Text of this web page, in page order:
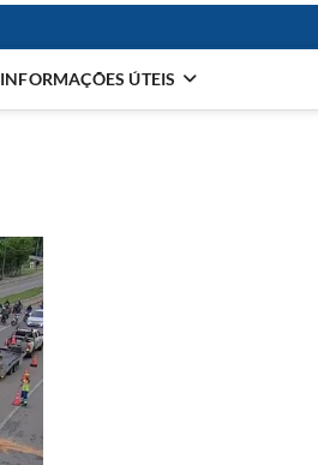
INFORMAÇÕES ÚTEIS